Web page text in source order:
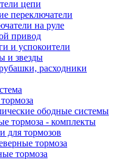
цепи
переключатели
на руле
привод
и успокоители
и звезды
расходники
ободные системы
тормоза - комплекты
для тормозов
тормоза
тормоза